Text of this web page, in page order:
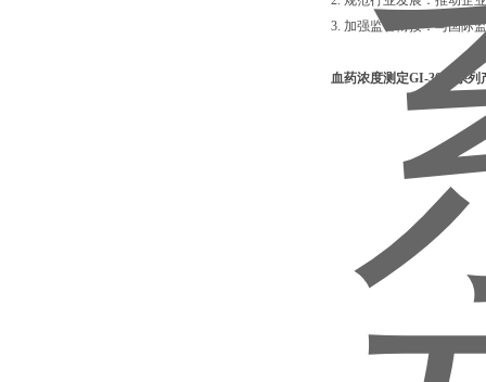
3. 加强监管衔接：与国际
血药浓度测定GI-3000系列